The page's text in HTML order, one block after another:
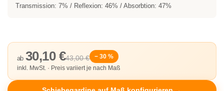
Transmission: 7% / Reflexion: 46% / Absorbtion: 47%
43,00 €
ab 30,10 €
− 30 %
inkl. MwSt. · Preis variiert je nach Maß